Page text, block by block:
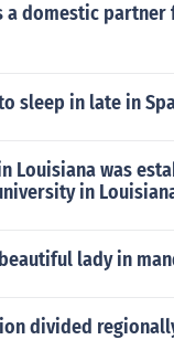
a domestic partner
sleep in late in
Louisiana was
in
lady in
divided